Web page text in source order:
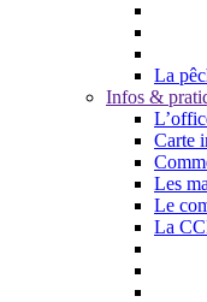
La
Infos &
Carte
Les
Le
La